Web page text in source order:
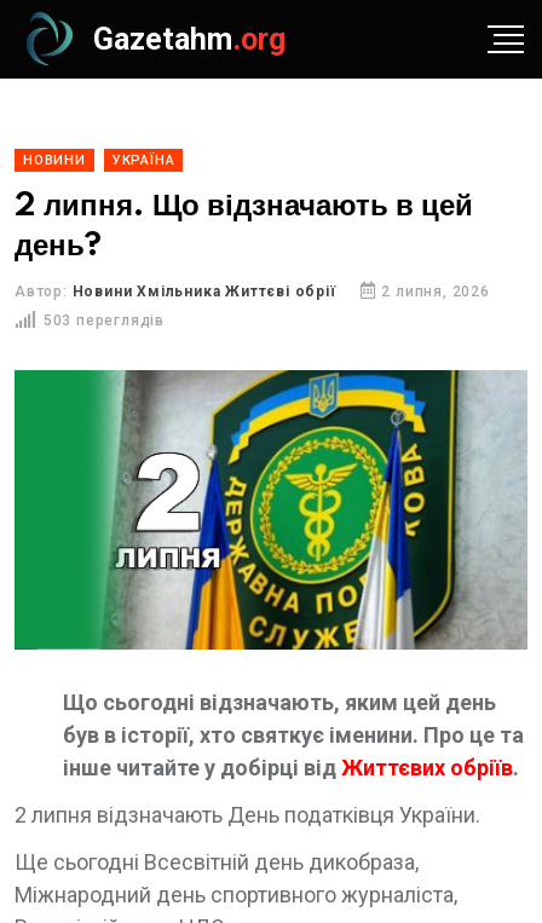
Gazetahm.org
НОВИНИ УКРАЇНА
2 липня. Що відзначають в цей
день?
Автор: Новини Хмільника Життєві обрії
2 липня, 2026
503 переглядів
Що сьогодні відзначають, яким цей день
був в історії, хто святкує іменини. Про це та
інше читайте у добірці відЖиттєвих обріїв.
2 липня відзначають День податківця України.
Ще сьогодні Всесвітній день дикобраза,
Міжнародний день спортивного журналіста,